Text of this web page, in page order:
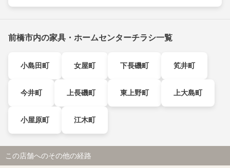
前橋市内の家具・ホームセンターチラシ一覧
小島田町 女屋町 下長磯町 笂井町
今井町 上長磯町 東上野町 上大島町
小屋原町 江木町
この店舗へのその他の経路